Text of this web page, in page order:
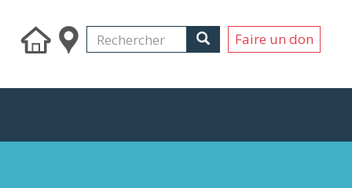
Search
Rechercher RechercherFaire un don